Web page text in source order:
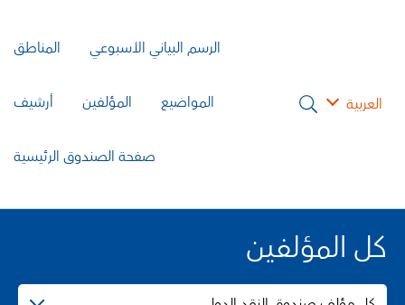
العربية
الرسم البياني الأسبوعي المناطق
المواضيع المؤلفين أرشيف
صفحة الصندوق الرئيسية
كل المؤلفين